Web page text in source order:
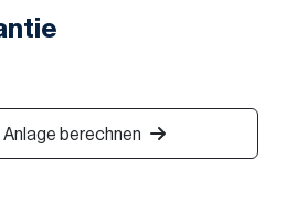
berechnen